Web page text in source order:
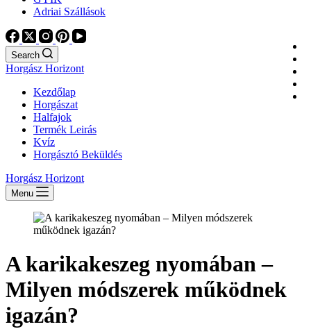
Adriai Szállások
Search
Horgász Horizont
Kezdőlap
Horgászat
Halfajok
Termék Leirás
Kvíz
Horgásztó Beküldés
Horgász Horizont
Menu
A karikakeszeg nyomában –
Milyen módszerek működnek
igazán?